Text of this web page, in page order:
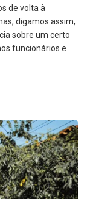
de volta à
digamos assim,
sobre um certo
funcionários e